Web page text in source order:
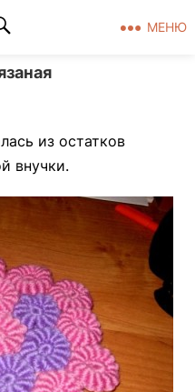
МЕНЮ
из остатков
внучки.